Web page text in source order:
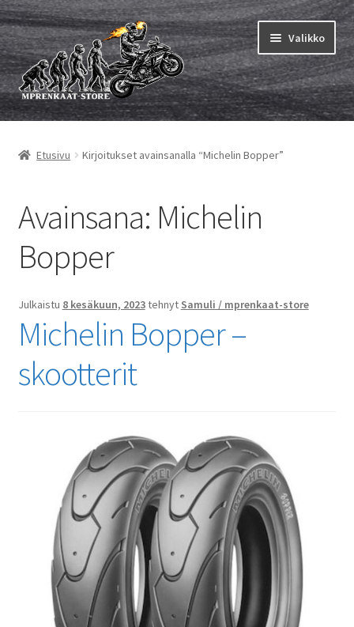
Siirry
navigointiin
Siirry
sisältöön
Valikko
MP renkaat
Sisärenkaat ja nauhat
Rengasmerkit
Vinkit&ohjeet
Etusivu Kirjoitukset avainsanalla “Michelin Bopper”
Avainsana: Michelin
Bopper
Julkaistu 8 kesäkuun, 2023tehnyt Samuli / mprenkaat-store
Michelin Bopper –
skootterit